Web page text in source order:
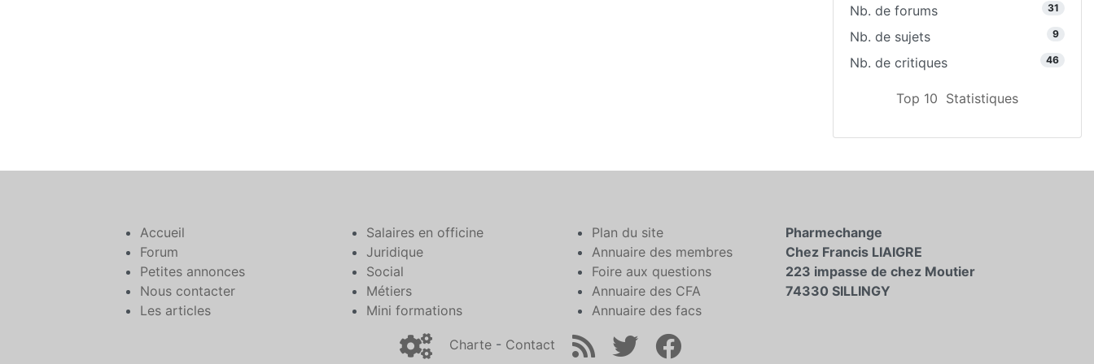
Nb. de forums 31
Nb. de sujets 9
Nb. de critiques 46
Top 10 Statistiques
Accueil
Forum
Petites annonces
Nous contacter
Les articles
Salaires en officine
Juridique
Social
Métiers
Mini formations
Plan du site
Annuaire des membres
Foire aux questions
Annuaire des CFA
Annuaire des facs
Pharmechange
Chez Francis LIAIGRE
223 impasse de chez Moutier
74330 SILLINGY
Charte - Contact